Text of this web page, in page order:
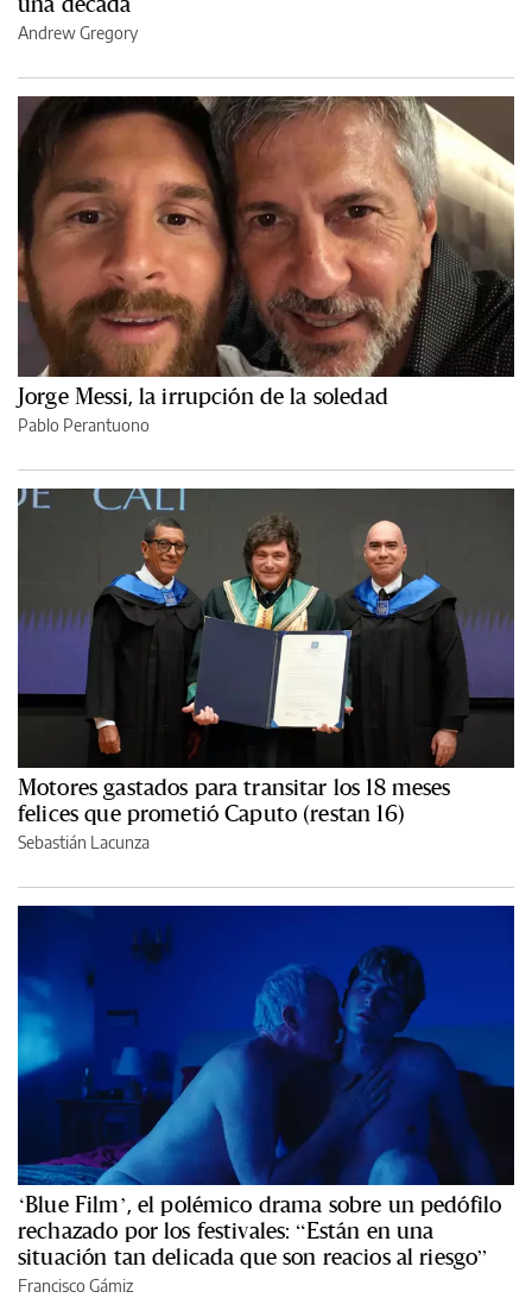
Andrew Gregory
Jorge Messi, la irrupción de la soledad
Pablo Perantuono
Motores gastados para transitar los 18 meses
felices que prometió Caputo (restan 16)
Sebastián Lacunza
‘Blue Film’, el polémico drama sobre un pedófilo
rechazado por los festivales: “Están en una
situación tan delicada que son reacios al riesgo”
Francisco Gámiz